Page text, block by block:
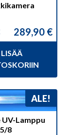
€.
289,90 €
€.
LISÄÄ
ALE!
UV-Lamppu
8